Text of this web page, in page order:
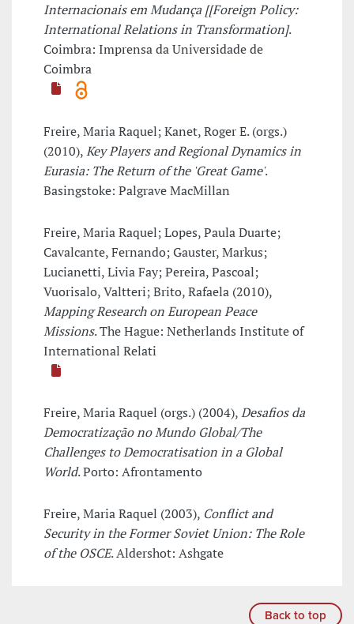
Internacionais em Mudança [[Foreign Policy:
International Relations in Transformation].
Coimbra: Imprensa da Universidade de
Coimbra
Freire, Maria Raquel; Kanet, Roger E. (orgs.)
(2010),Key Players and Regional Dynamics in
Eurasia: The Return of the 'Great Game'.
Basingstoke: Palgrave MacMillan
Freire, Maria Raquel; Lopes, Paula Duarte;
Cavalcante, Fernando; Gauster, Markus;
Lucianetti, Livia Fay; Pereira, Pascoal;
Vuorisalo, Valtteri; Brito, Rafaela (2010),
Mapping Research on European Peace
Missions. The Hague: Netherlands Institute of
International Relati
Freire, Maria Raquel (orgs.) (2004),Desafios da
Democratização no Mundo Global/The
Challenges to Democratisation in a Global
World. Porto: Afrontamento
Freire, Maria Raquel (2003), Conflict and
Security in the Former Soviet Union: The Role
of the OSCE. Aldershot: Ashgate
Back to top